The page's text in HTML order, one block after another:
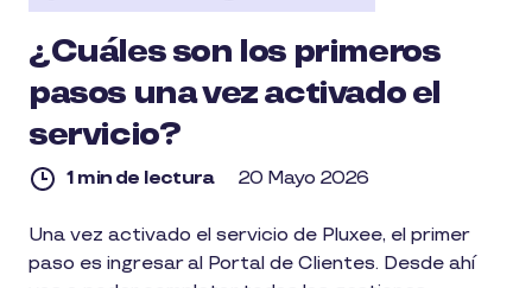
¿Cuáles son los primeros
pasos una vez activado el
servicio?
1 min de lectura 20 Mayo 2026
1
de
Una vez activado el servicio de Pluxee, el primer
paso es ingresar al Portal de Clientes. Desde ahí